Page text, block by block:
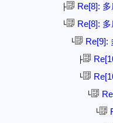
├ Re[8]:
└ Re[8]:
└ Re[9]:
├
└
└
└